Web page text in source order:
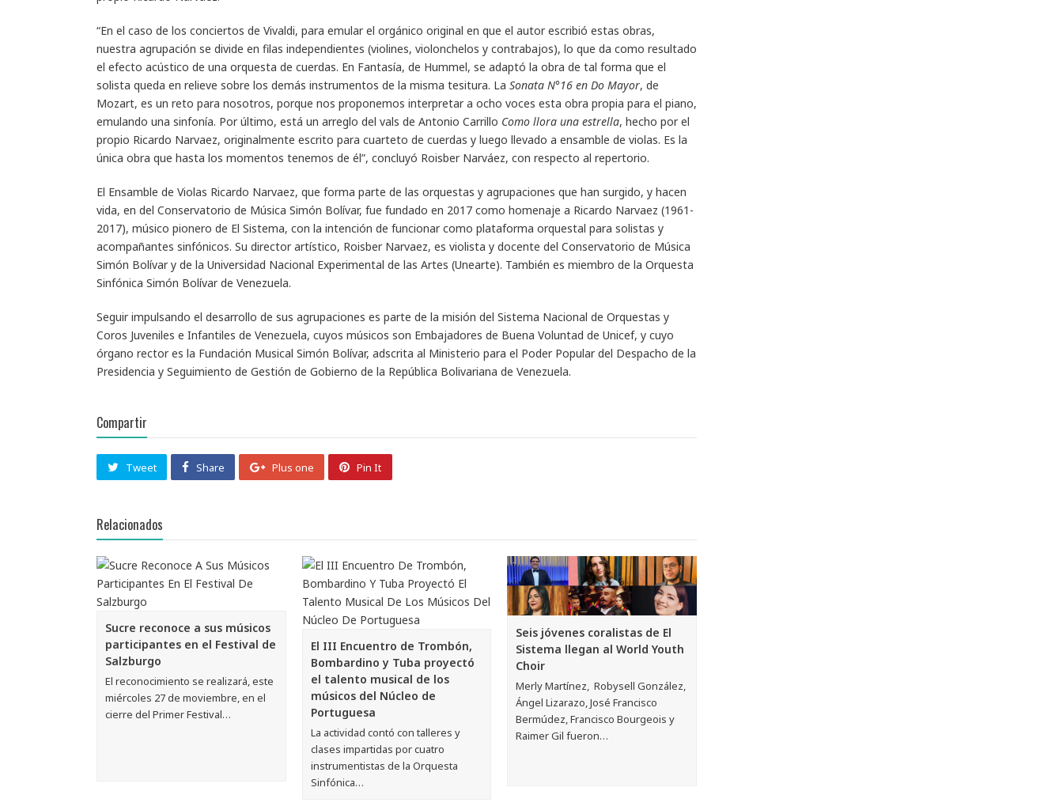
“En el caso de los conciertos de Vivaldi, para emular el orgánico original en que el autor escribió estas obras,
nuestra agrupación se divide en filas independientes (violines, violonchelos y contrabajos), lo que da como resultado
el efecto acústico de una orquesta de cuerdas. En Fantasía, de Hummel, se adaptó la obra de tal forma que el
solista queda en relieve sobre los demás instrumentos de la misma tesitura. La Sonata N°16 en Do Mayor, de
Mozart, es un reto para nosotros, porque nos proponemos interpretar a ocho voces esta obra propia para el piano,
emulando una sinfonía. Por último, está un arreglo del vals de Antonio Carrillo Como llora una estrella, hecho por el
propio Ricardo Narvaez, originalmente escrito para cuarteto de cuerdas y luego llevado a ensamble de violas. Es la
única obra que hasta los momentos tenemos de él”, concluyó Roisber Narváez, con respecto al repertorio.
El Ensamble de Violas Ricardo Narvaez, que forma parte de las orquestas y agrupaciones que han surgido, y hacen
vida, en del Conservatorio de Música Simón Bolívar, fue fundado en 2017 como homenaje a Ricardo Narvaez (1961-
2017), músico pionero de El Sistema, con la intención de funcionar como plataforma orquestal para solistas y
acompañantes sinfónicos. Su director artístico, Roisber Narvaez, es violista y docente del Conservatorio de Música
Simón Bolívar y de la Universidad Nacional Experimental de las Artes (Unearte). También es miembro de la Orquesta
Sinfónica Simón Bolívar de Venezuela.
Seguir impulsando el desarrollo de sus agrupaciones es parte de la misión del Sistema Nacional de Orquestas y
Coros Juveniles e Infantiles de Venezuela, cuyos músicos son Embajadores de Buena Voluntad de Unicef, y cuyo
órgano rector es la Fundación Musical Simón Bolívar, adscrita al Ministerio para el Poder Popular del Despacho de la
Presidencia y Seguimiento de Gestión de Gobierno de la República Bolivariana de Venezuela.
Compartir
Tweet Share Plus one Pin It
Relacionados
Sucre reconoce a sus músicos
participantes en el Festival de
Salzburgo
El reconocimiento se realizará, este
miércoles 27 de moviembre, en el
cierre del Primer Festival…
El III Encuentro de Trombón,
Bombardino y Tuba proyectó
el talento musical de los
músicos del Núcleo de
Portuguesa
La actividad contó con talleres y
clases impartidas por cuatro
instrumentistas de la Orquesta
Sinfónica…
Seis jóvenes coralistas de El
Sistema llegan al World Youth
Choir
Merly Martínez, Robysell González,
Ángel Lizarazo, José Francisco
Bermúdez, Francisco Bourgeois y
Raimer Gil fueron…